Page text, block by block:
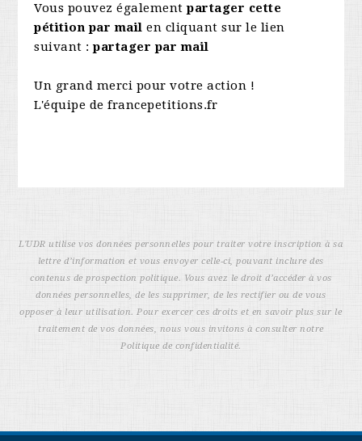
Vous pouvez égalementpartager cette
pétition par mail en cliquant sur le lien
suivant :partager par mail
Un grand merci pour votre action !
L'équipe de francepetitions.fr
L'UDR utilise vos données personnelles pour traiter votre inscription à sa
lettre d’information et vous envoyer celle-ci, pouvant inclure des
contenus de prospection politique. Vous avez le droit d’accéder à vos
données personnelles, de les supprimer, de les rectifier ou de vous
opposer à leur utilisation. Pour exercer ces droits et en savoir plus sur le
traitement de vos données, nous vous invitons à consulter notre
Politique de confidentialité.